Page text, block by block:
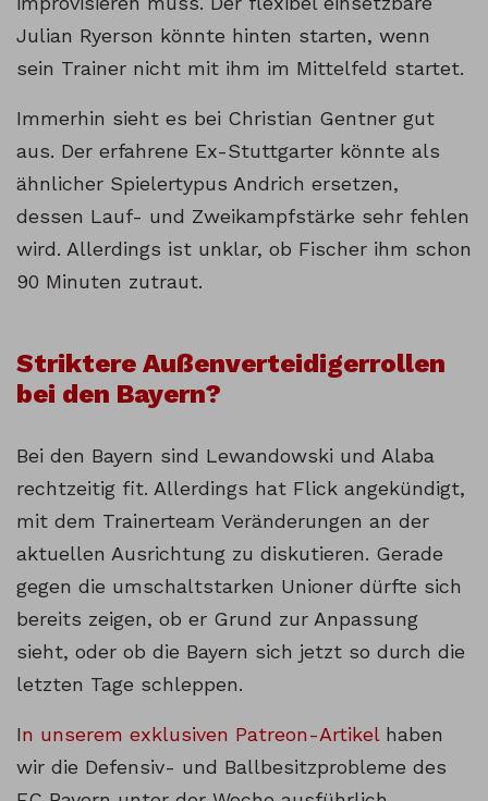
Julian Ryerson könnte hinten starten, wenn
sein Trainer nicht mit ihm im Mittelfeld startet.
Immerhin sieht es bei Christian Gentner gut
aus. Der erfahrene Ex-Stuttgarter könnte als
ähnlicher Spielertypus Andrich ersetzen,
dessen Lauf- und Zweikampfstärke sehr fehlen
wird. Allerdings ist unklar, ob Fischer ihm schon
90 Minuten zutraut.
Striktere Außenverteidigerrollen
bei den Bayern?
Bei den Bayern sind Lewandowski und Alaba
rechtzeitig fit. Allerdings hat Flick angekündigt,
mit dem Trainerteam Veränderungen an der
aktuellen Ausrichtung zu diskutieren. Gerade
gegen die umschaltstarken Unioner dürfte sich
bereits zeigen, ob er Grund zur Anpassung
sieht, oder ob die Bayern sich jetzt so durch die
letzten Tage schleppen.
In unserem exklusiven Patreon-Artikelhaben
wir die Defensiv- und Ballbesitzprobleme des